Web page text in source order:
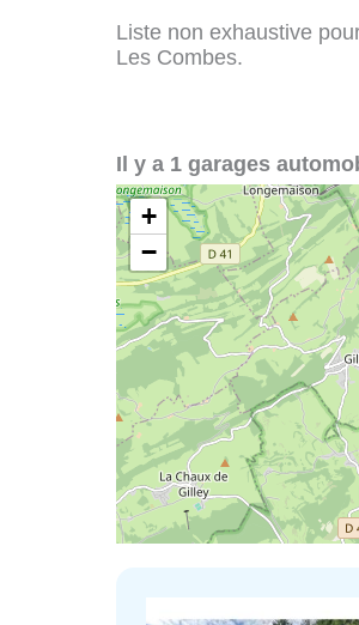
Liste non exhaustive
Les Combes.
Il y a 1 garages
+
−